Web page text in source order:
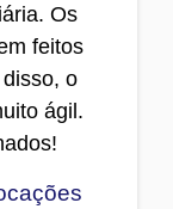
Os
feitos
o
ágil.